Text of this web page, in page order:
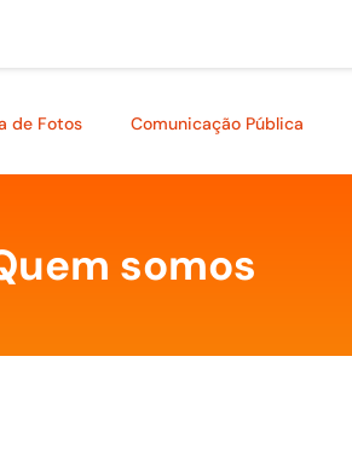
de Fotos Comunicação Pública
somos